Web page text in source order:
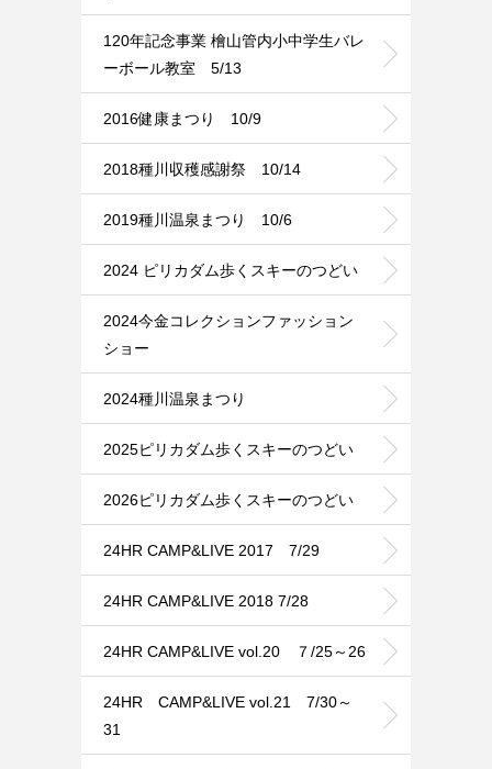
120年記念事業 檜山管内小中学生バレ
ーボール教室 5/13
2016健康まつり 10/9
2018種川収穫感謝祭 10/14
2019種川温泉まつり 10/6
2024 ピリカダム歩くスキーのつどい
2024今金コレクションファッション
ショー
2024種川温泉まつり
2025ピリカダム歩くスキーのつどい
2026ピリカダム歩くスキーのつどい
24HR CAMP&LIVE 2017 7/29
24HR CAMP&LIVE 2018 7/28
24HR CAMP&LIVE vol.20 ７/25～26
24HR CAMP&LIVE vol.21 7/30～
31